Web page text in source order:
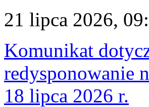
21 lipca 2026,
Komunikat
redysponowanie
18 lipca 2026 r.